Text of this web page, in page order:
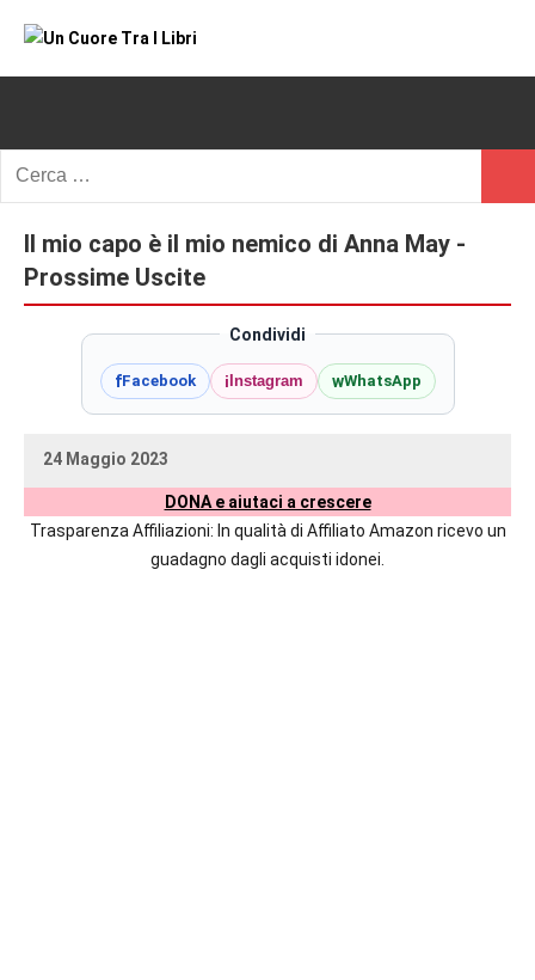
Un
Tra
I
Libri
romance
e
non
solo.
Recensioni,
delle
autrici
Il mio capo è il mio nemico di Anna May -
Prossime Uscite
Condividi
fFacebook i Instagram wWhatsApp
24 Maggio 2023
uctil_user
Nessun
DONA e aiutaci a crescere
Trasparenza Affiliazioni: In qualità di Affiliato Amazon ricevo un
guadagno dagli acquisti idonei.